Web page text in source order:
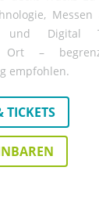
und Digital
–
empfohlen.